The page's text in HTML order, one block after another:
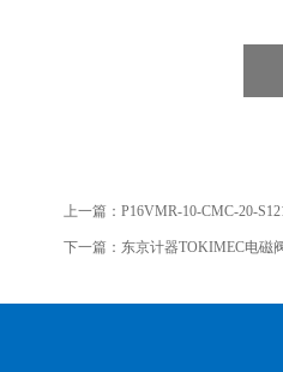
上一篇： P16VMR-10-CMC-20-
下一篇： 东京计器TOKIMEC电磁